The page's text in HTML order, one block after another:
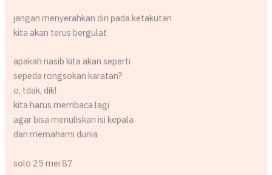
jangan menyerahkan diri pada ketakutan
kita akan terus bergulat
apakah nasib kita akan seperti
sepeda rongsokan karatan?
o, tdak, dik!
kita harus membaca lagi
agar bisa menuliskan isi kepala
dan memahami dunia
solo 25 mei 87